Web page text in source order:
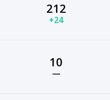
212
+24
10
—